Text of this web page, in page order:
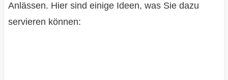
Anlässen. Hier sind einige Ideen, was Sie dazu
servieren können: